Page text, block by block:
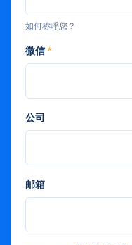
如何称呼您？
微信*
公司
邮箱